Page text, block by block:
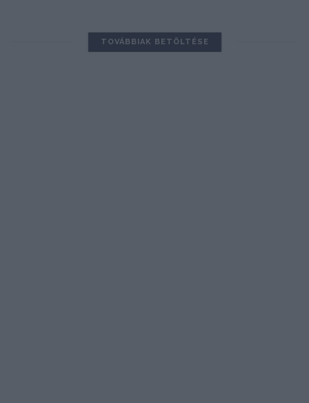
TOVÁBBIAK BETÖLTÉSE